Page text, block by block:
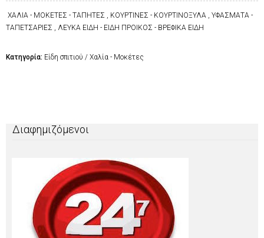
ΧΑΛΙΑ - ΜΟΚΕΤΕΣ - ΤΑΠΗΤΕΣ , ΚΟΥΡΤΙΝΕΣ - ΚΟΥΡΤΙΝΟΞΥΛΑ , ΥΦΑΣΜΑΤΑ -
ΤΑΠΕΤΣΑΡΙΕΣ , ΛΕΥΚΑ ΕΙΔΗ - ΕΙΔΗ ΠΡΟΙΚΟΣ - ΒΡΕΦΙΚΑ ΕΙΔΗ
Κατηγορία: Είδη σπιτιού / Χαλία - Μοκέτες
Διαφημιζόμενοι